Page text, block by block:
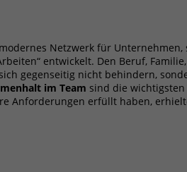
Netzwerk für
entwickelt. Den Beruf,
gegenseitig nicht behindern,
im Team sind die
Anforderungen erfüllt haben,
Zweck
Einstellungen.
Anbieter Matomo
13 Monate